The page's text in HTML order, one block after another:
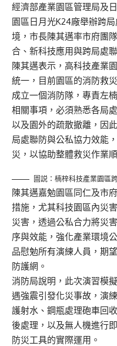
經濟部產業園區管理局及
園區日月光K24廠舉辦跨
境，市長陳其邁率市府團
合、新科技應用與跨局處
陳其邁表示，高科技產業
統一，目前園區的消防救
成立一個消防隊，專責左
相關事項，必須熟悉各局
以及園外的疏散撤離，因
局處聯防與公私協力效能
災，以協助整體救災作業
圖説：楠梓科技產業園區
陳其邁嘉勉園區同仁及市
措施，尤其科技園區內災
災害，透過公私合力將災
序與效能，強化產業環境
品慰勉所有演練人員，期
防護網。
消防局說明，此次演習模
遇強震引發化災事故，演
護射水、鋼瓶處理砲車回
後處理，以及無人機進行
防災工具的實際運用。